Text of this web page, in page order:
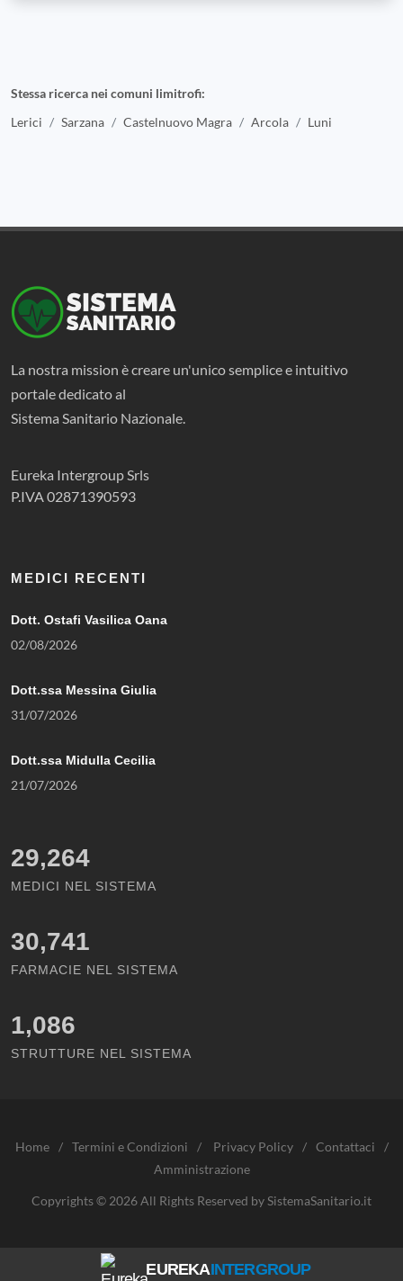
Stessa ricerca nei comuni limitrofi:
Lerici
Sarzana Castelnuovo Magra Arcola Luni
La nostra mission è creare un'unico semplice e intuitivo
portale dedicato al
Sistema Sanitario Nazionale.
Eureka Intergroup Srls
P.IVA 02871390593
MEDICI RECENTI
Dott. Ostafi Vasilica Oana
02/08/2026
Dott.ssa Messina Giulia
31/07/2026
Dott.ssa Midulla Cecilia
21/07/2026
29,264
MEDICI NEL SISTEMA
30,741
FARMACIE NEL SISTEMA
1,086
STRUTTURE NEL SISTEMA
Home / Termini e Condizioni / Privacy Policy / Contattaci
/
Amministrazione
Copyrights © 2026 All Rights Reserved by SistemaSanitario.it
EUREKAINTERGROUP